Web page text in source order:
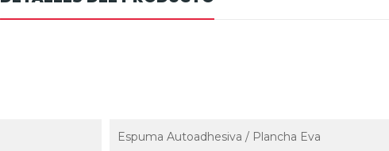
Espuma Autoadhesiva / Plancha Eva